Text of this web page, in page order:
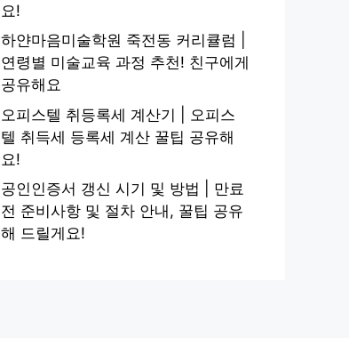
요!
하얀마음미술학원 죽전동 커리큘럼 |
연령별 미술교육 과정 추천! 친구에게
공유해요
오피스텔 취등록세 계산기 | 오피스
텔 취득세 등록세 계산 꿀팁 공유해
요!
공인인증서 갱신 시기 및 방법 | 만료
전 준비사항 및 절차 안내, 꿀팁 공유
해 드릴게요!